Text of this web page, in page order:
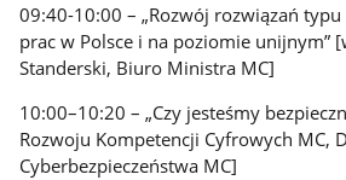
09:40-10:00 – „Rozwój rozwiązań
prac w Polsce i na poziomie unijnym”
Standerski, Biuro Ministra MC]
10:00–10:20 – „Czy jesteśmy
Rozwoju Kompetencji Cyfrowych MC,
Cyberbezpieczeństwa MC]